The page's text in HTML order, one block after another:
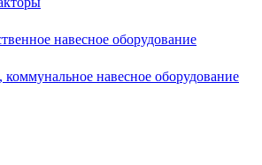
навесное оборудование
коммунальное навесное оборудование